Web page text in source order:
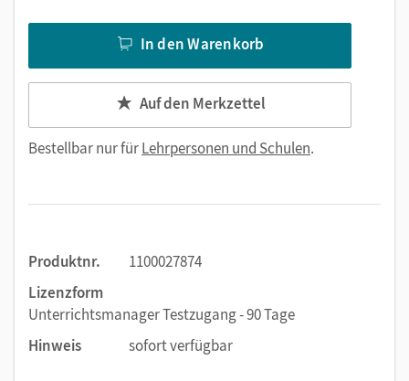
In den Warenkorb
Auf den Merkzettel
Bestellbar nur fürLehrpersonen und Schulen.
Produktnr.
1100027874
Lizenzform
Unterrichtsmanager Testzugang - 90 Tage
Hinweis
sofort verfügbar